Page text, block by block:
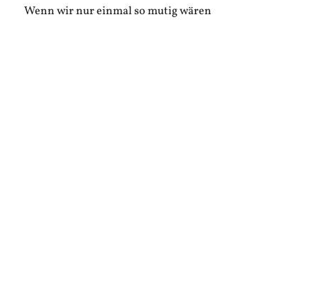
Wenn wir nur einmal so mutig wären